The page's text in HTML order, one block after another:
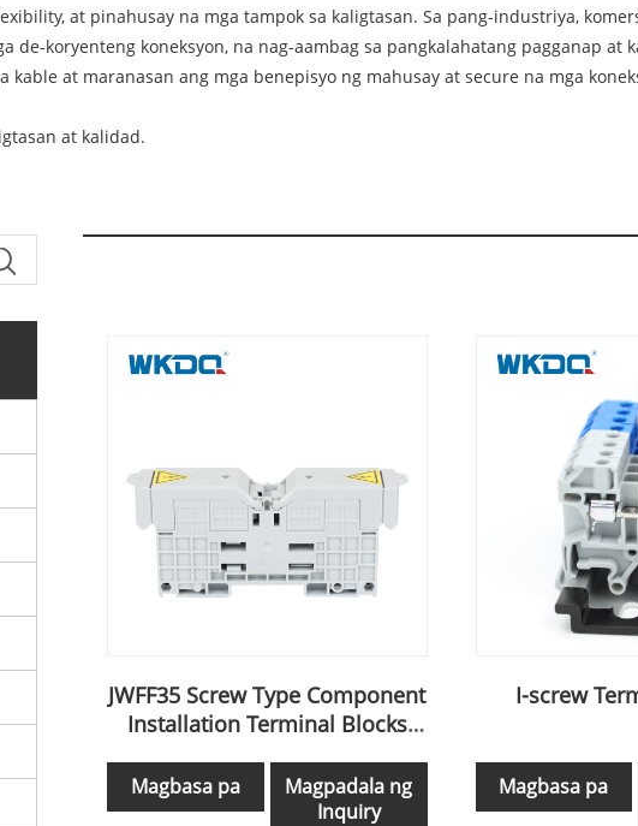
at pinahusay na mga tampok sa kaligtasan. Sa pang-industriya,
de-koryenteng koneksyon, na nag-aambag sa pangkalahatang pagganap
kable at maranasan ang mga benepisyo ng mahusay at secure na mga
at kalidad.
JWFF35 Screw Type Component
Installation Terminal Blocks
Magbasa pa
Magpadala ng
Inquiry
I-screw
Magbasa pa